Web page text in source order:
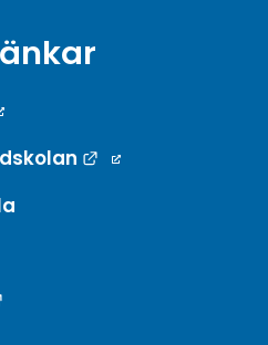
till annan webbplats.
Länk till annan